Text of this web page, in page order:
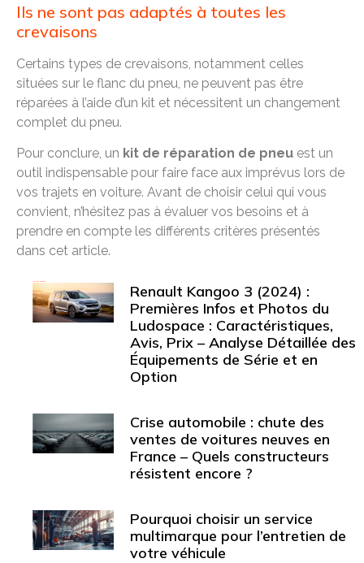
Ils ne sont pas adaptés à toutes les
crevaisons
Certains types de crevaisons, notamment celles
situées sur le flanc du pneu, ne peuvent pas être
réparées à l’aide d’un kit et nécessitent un changement
complet du pneu.
Pour conclure, un kit de réparation de pneu est un
outil indispensable pour faire face aux imprévus lors de
vos trajets en voiture. Avant de choisir celui qui vous
convient, n’hésitez pas à évaluer vos besoins et à
prendre en compte les différents critères présentés
dans cet article.
Renault Kangoo 3 (2024) :
Premières Infos et Photos du
Ludospace : Caractéristiques,
Avis, Prix – Analyse Détaillée des
Équipements de Série et en
Option
Crise automobile : chute des
ventes de voitures neuves en
France – Quels constructeurs
résistent encore ?
Pourquoi choisir un service
multimarque pour l’entretien de
votre véhicule